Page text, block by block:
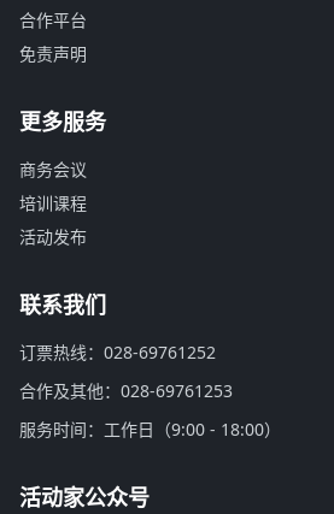
合作平台
免责声明
更多服务
商务会议
培训课程
活动发布
联系我们
订票热线：028-69761252
合作及其他：028-69761253
服务时间：工作日（9:00 - 18:00）
活动家公众号